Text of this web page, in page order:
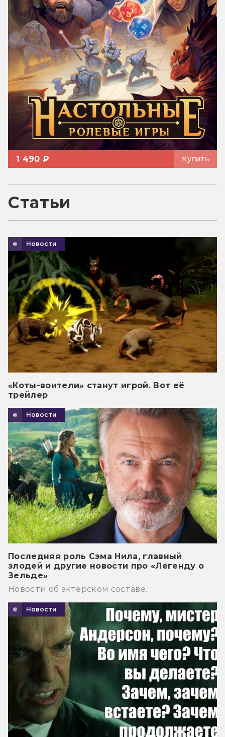
1 490 ₽ Купить
Статьи
Новости
«Коты-воители» станут игрой. Вот её
трейлер
Новости
Последняя роль Сэма Нила, главный
злодей и другие новости про «Легенду о
Зельде»
Новости об актёрском составе.
Новости